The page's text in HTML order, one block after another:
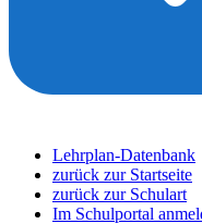
Lehrplan-Datenbank
zurück zur Startseite
zurück zur Schulart
Im Schulportal